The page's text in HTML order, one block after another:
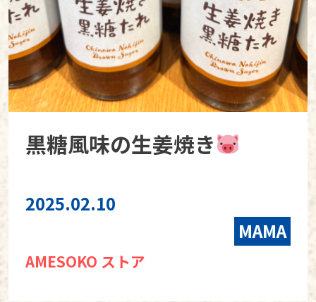
黒糖風味の生姜焼き
2025.02.10
MAMA
AMESOKO ストア